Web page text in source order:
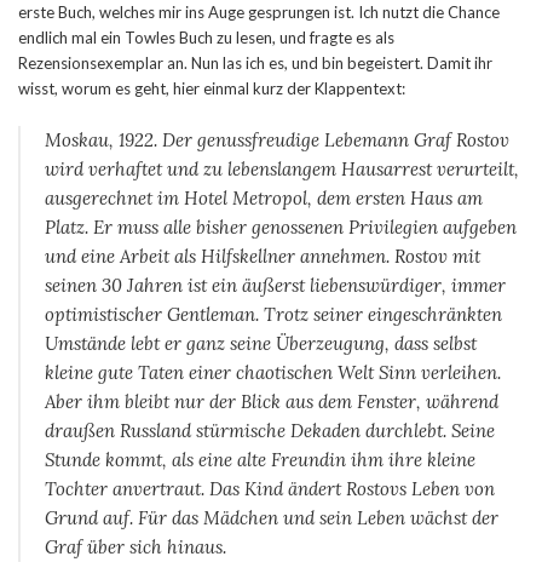
erste Buch, welches mir ins Auge gesprungen ist. Ich nutzt die Chance
endlich mal ein Towles Buch zu lesen, und fragte es als
Rezensionsexemplar an. Nun las ich es, und bin begeistert. Damit ihr
wisst, worum es geht, hier einmal kurz der Klappentext:
Moskau, 1922. Der genussfreudige Lebemann Graf Rostov
wird verhaftet und zu lebenslangem Hausarrest verurteilt,
ausgerechnet im Hotel Metropol, dem ersten Haus am
Platz. Er muss alle bisher genossenen Privilegien aufgeben
und eine Arbeit als Hilfskellner annehmen. Rostov mit
seinen 30 Jahren ist ein äußerst liebenswürdiger, immer
optimistischer Gentleman. Trotz seiner eingeschränkten
Umstände lebt er ganz seine Überzeugung, dass selbst
kleine gute Taten einer chaotischen Welt Sinn verleihen.
Aber ihm bleibt nur der Blick aus dem Fenster, während
draußen Russland stürmische Dekaden durchlebt. Seine
Stunde kommt, als eine alte Freundin ihm ihre kleine
Tochter anvertraut. Das Kind ändert Rostovs Leben von
Grund auf. Für das Mädchen und sein Leben wächst der
Graf über sich hinaus.